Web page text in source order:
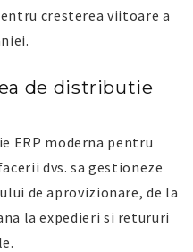
cresterea viitoare a
de distributie
ERP moderna pentru
dvs. sa gestioneze
de aprovizionare, de la
la expedieri si retururi